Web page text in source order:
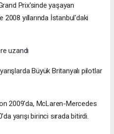
Prix'sinde yaşayan
2008 yıllarında İstanbul'daki
uzandı
Büyük Britanyalı pilotlar
2009'da, McLaren-Mercedes
yarışı birinci sırada bitirdi.